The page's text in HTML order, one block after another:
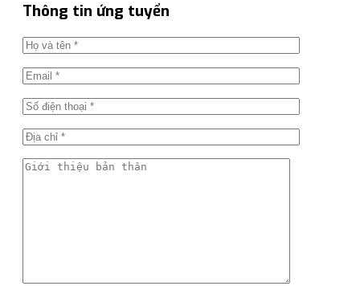
Thông tin ứng tuyển